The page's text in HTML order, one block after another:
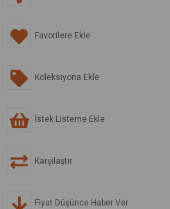
Favorilere Ekle
Koleksiyona Ekle
İstek Listeme Ekle
Karşılaştır
Fiyat Düşünce Haber Ver